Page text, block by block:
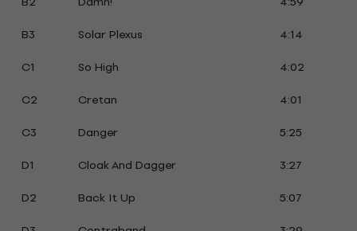
B3
Solar Plexus
4:14
C1
So High
4:02
C2
Cretan
4:01
C3
Danger
5:25
D1
Cloak And Dagger
3:27
D2
Back It Up
5:07